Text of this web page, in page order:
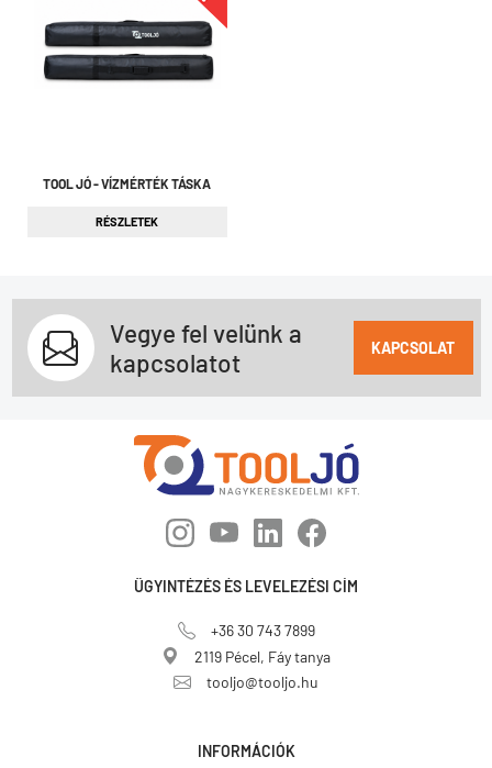
TOOL JÓ - VÍZMÉRTÉK TÁSKA
RÉSZLETEK
Vegye fel velünk a
kapcsolatot
KAPCSOLAT
ÜGYINTÉZÉS ÉS LEVELEZÉSI CÍM
+36 30 743 7899
2119 Pécel, Fáy tanya
tooljo@tooljo.hu
INFORMÁCIÓK